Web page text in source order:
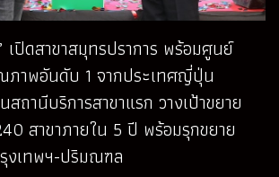
เปิดสาขาสมุทรปราการ พร้อมศูนย์
ภาพอันดับ 1 จากประเทศญี่ปุ่น
สถานีบริการสาขาแรก วางเป้าขยาย
สาขาภายใน 5 ปี พร้อมรุกขยาย
งเทพฯ-ปริมณฑล